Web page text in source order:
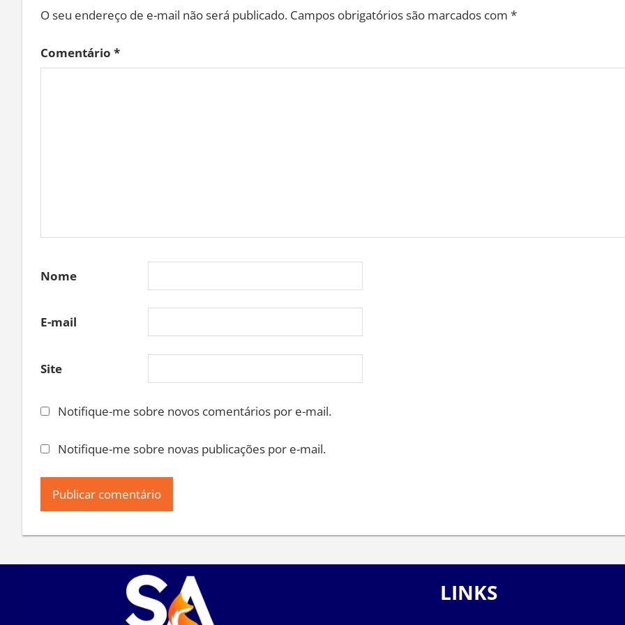
O seu endereço de e-mail não será publicado. Campos obrigatórios são marcados com
Comentário
Nome
E-mail
Site
Notifique-me sobre novos comentários por e-mail.
Notifique-me sobre novas publicações por e-mail.
LINKS